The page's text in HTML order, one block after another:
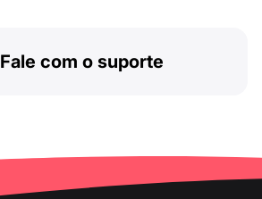
Fale com o suporte